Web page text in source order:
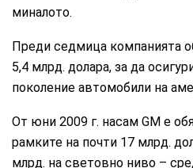
миналото.
Преди седмица компанията
5,4 млрд. долара, за да
поколение автомобили на
От юни 2009 г. насам GM е
рамките на почти 17 млрд.
млрд. на световно ниво –